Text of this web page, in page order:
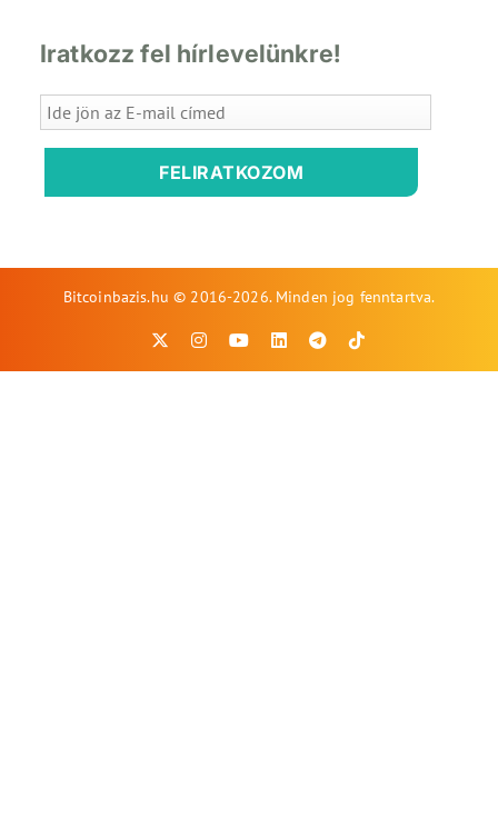
Iratkozz fel hírlevelünkre!
FELIRATKOZOM
Bitcoinbazis.hu © 2016-2026. Minden jog fenntartva.